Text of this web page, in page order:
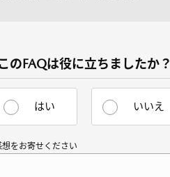
のFAQは役に立ちましたか？
はい いいえ
をお寄せください